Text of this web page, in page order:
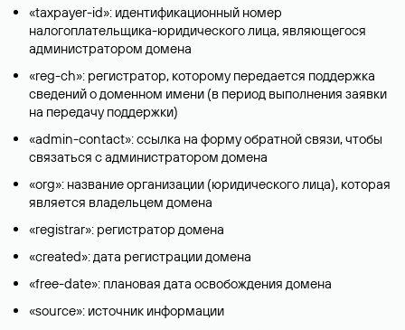
«taxpayer-id»: идентификационный номер
налогоплательщика-юридического лица, являющегося
администратором домена
«reg-ch»: регистратор, которому передается поддержка
сведений о доменном имени (в период выполнения заявки
на передачу поддержки)
«admin-contact»: ссылка на форму обратной связи, чтобы
связаться с администратором домена
«org»: название организации (юридического лица), которая
является владельцем домена
«registrar»: регистратор домена
«created»: дата регистрации домена
«free-date»: плановая дата освобождения домена
«source»: источник информации